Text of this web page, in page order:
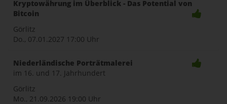
Kryptowährung im Überblick - Das Potential von
Bitcoin
Görlitz
Do., 07.01.2027 17:00 Uhr
Niederländische Porträtmalerei
im 16. und 17. Jahrhundert
Görlitz
Mo., 21.09.2026 19:00 Uhr